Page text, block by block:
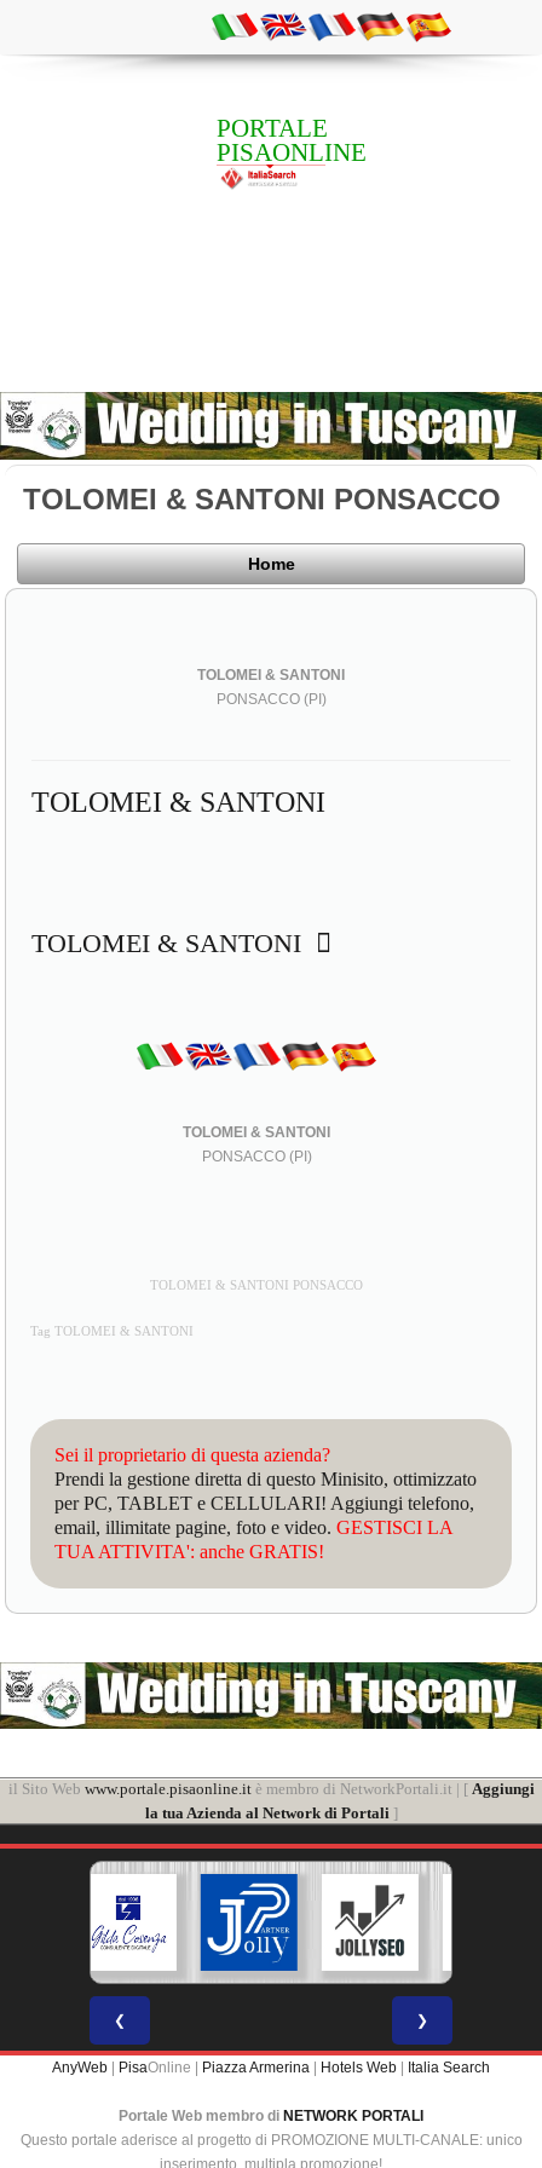
PORTALE
PISAONLINE
TOLOMEI & SANTONI PONSACCO
Home
TOLOMEI & SANTONI
PONSACCO (PI)
TOLOMEI & SANTONI
TOLOMEI & SANTONI
TOLOMEI & SANTONI
PONSACCO (PI)
TOLOMEI & SANTONI PONSACCO
Tag TOLOMEI & SANTONI
Sei il proprietario di questa azienda?
Prendi la gestione diretta di questo Minisito, ottimizzato
per PC, TABLET e CELLULARI! Aggiungi telefono,
email, illimitate pagine, foto e video.GESTISCI LA
TUA ATTIVITA': anche GRATIS!
il Sito Web www.portale.pisaonline.itè membro di NetworkPortali.it | [ Aggiungi
la tua Azienda al Network di Portali]
❮ ❯
AnyWeb PisaOnline | Piazza Armerina Hotels Web Italia Search
Portale Web membro di NETWORK PORTALI
Questo portale aderisce al progetto di PROMOZIONE MULTI-CANALE: unico
inserimento, multipla promozione!